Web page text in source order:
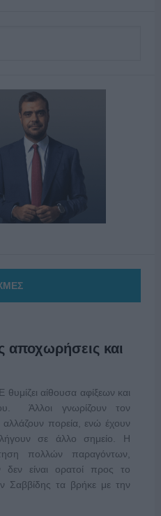
αποχωρήσεις και
αίθουσα αφίξεων και
Άλλοι γνωρίζουν τον
πορεία, ενώ έχουν
σε άλλο σημείο. Η
πολλών παραγόντων,
δεν είναι ορατοί προς το
Σαββίδης τα βρήκε με την